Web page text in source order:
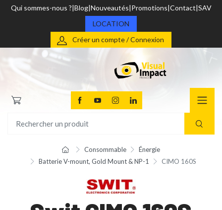
Qui sommes-nous ? Blog Nouveautés Promotions Contact SAV
LOCATION
Créer un compte / Connexion
Consommable
Énergie
Batterie V-mount, Gold Mount & NP-1
CIMO 160S